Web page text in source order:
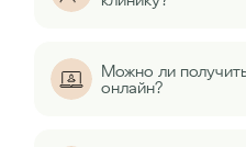
Можно ли
онлайн?